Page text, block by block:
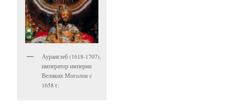
Аурангзеб (1618-1707),
император империи
Великих Моголов с
1658 г.